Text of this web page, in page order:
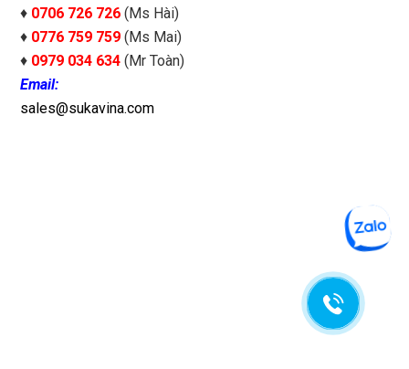
♦ 0706 726 726(Ms Hài)
♦ 0776 759 759(Ms Mai)
♦ 0979 034 634 (Mr Toàn)
Email:
sales@sukavina.com